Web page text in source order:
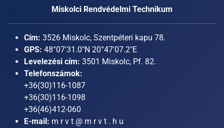
Miskolci Rendvédelmi Technikum
Cím: 3526 Miskolc, Szentpéteri kapu 78.
GPS: 48°07'31.0"N 20°47'07.2"E
Levelezési cím: 3501 Miskolc, Pf. 82.
Telefonszámok:
+36(30)116-1087
+36(30)116-1098
+36(46)412-060
E-mail: m r v t @ m r v t . h u